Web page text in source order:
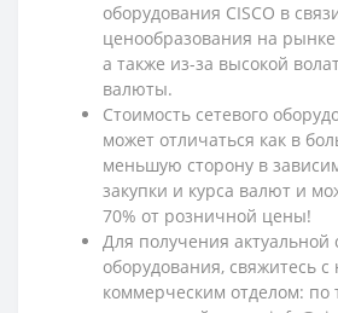
оборудования CISCO в
ценообразования на
а также из-за высокой
валюты.
Стоимость сетевого
может отличаться как в
меньшую сторону в
закупки и курса валют и
70% от розничной цены!
Для получения актуальной
оборудования, свяжитесь
коммерческим отделом: по